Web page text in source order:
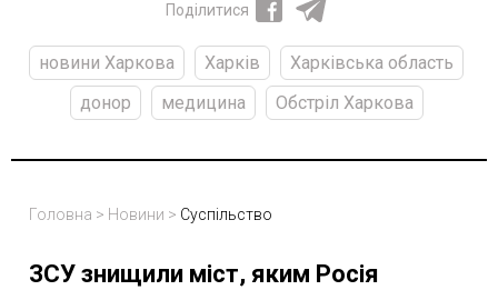
Поділитися
новини Харкова Харків
Харківська область
донор
медицина Обстріл Харкова
Головна > Новини > Суспільство
ЗСУ знищили міст, яким Росія